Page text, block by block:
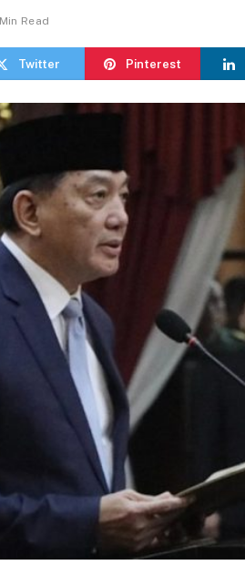
Read
Twitter Pinterest